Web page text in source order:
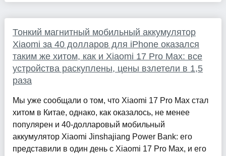
Тонкий магнитный мобильный аккумулятор
Xiaomi за 40 долларов для iPhone оказался
таким же хитом, как и Xiaomi 17 Pro Max: все
устройства раскуплены, цены взлетели в 1,5
раза
Мы уже сообщали о том, что Xiaomi 17 Pro Max стал
хитом в Китае, однако, как оказалось, не менее
популярен и 40-долларовый мобильный
аккумулятор Xiaomi Jinshajiang Power Bank: его
представили в один день с Xiaomi 17 Pro Max, и его